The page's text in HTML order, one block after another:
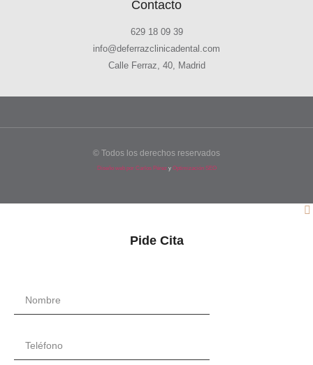
Contacto
629 18 09 39
info@deferrazclinicadental.com
Calle Ferraz, 40, Madrid
© Todos los derechos reservados
Diseño web por Carlos Pérezy Optimización SEO
Pide Cita